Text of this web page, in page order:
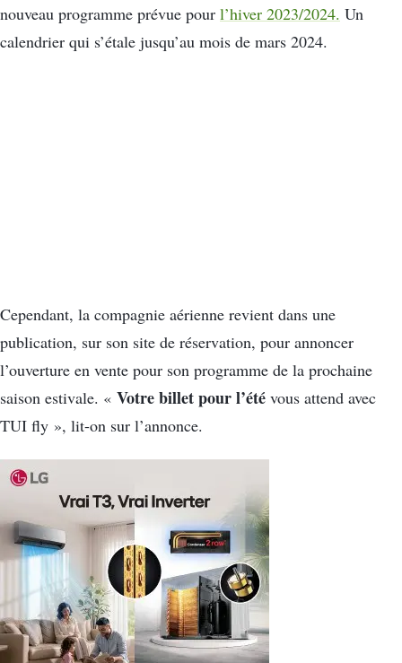
nouveau programme prévue pour l’hiver 2023/2024. Un
calendrier qui s’étale jusqu’au mois de mars 2024.
Cependant, la compagnie aérienne revient dans une
publication, sur son site de réservation, pour annoncer
l’ouverture en vente pour son programme de la prochaine
saison estivale. « Votre billet pour l’été vous attend avec
TUI fly », lit-on sur l’annonce.